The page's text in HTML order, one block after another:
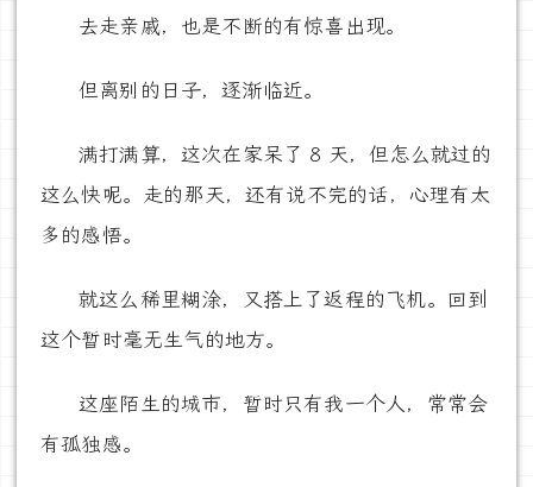
去走亲戚，也是不断的有惊喜出现。
但离别的日子，逐渐临近。
满打满算，这次在家呆了 8 天，但怎么就过的
这么快呢。走的那天，还有说不完的话，心理有太
多的感悟。
就这么稀里糊涂，又搭上了返程的飞机。回到
这个暂时毫无生气的地方。
这座陌生的城市，暂时只有我一个人，常常会
有孤独感。